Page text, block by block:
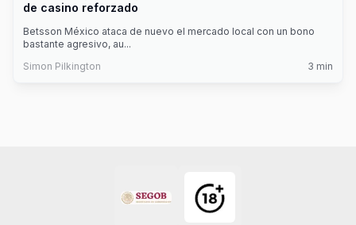
de casino reforzado
Betsson México ataca de nuevo el mercado local con un bono
bastante agresivo, au...
Simon Pilkington
3 min